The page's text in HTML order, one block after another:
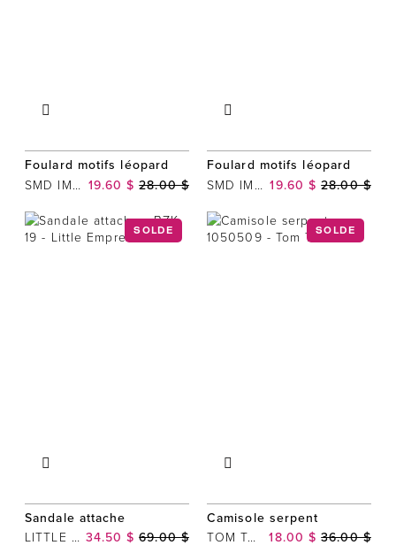
Foulard motifs léopard
SMD IMPORTATIONS INC 19.60 $ 28.00 $
Foulard motifs léopard
SMD IMPORTATIONS INC 19.60 $ 28.00 $
SOLDE
Sandale attache
LITTLE EMPRESSES 34.50 $ 69.00 $
SOLDE
Camisole serpent
TOM TAILOR 18.00 $ 36.00 $